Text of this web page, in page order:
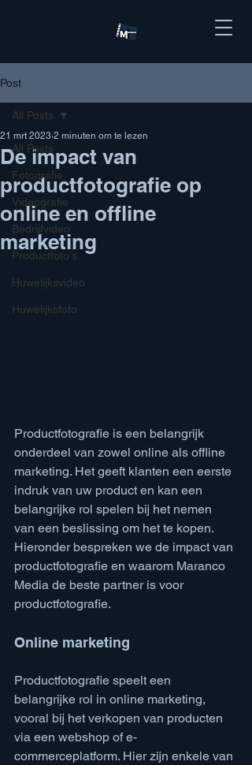
Post
All Posts
Fotografie
Videografie
Bedrijfvideo
Productfoto's
Huwelijksvideo
Huwelijksfoto
All Posts
De impact van
productfotografie op
online en offline
marketing
21 mrt 2023 2 minuten om te lezen
Productfotografie is een belangrijk
onderdeel van zowel online als offline
marketing. Het geeft klanten een eerste
indruk van uw product en kan een
belangrijke rol spelen bij het nemen
van een beslissing om het te kopen.
Hieronder bespreken we de impact van
productfotografie en waarom Maranco
Media de beste partner is voor
productfotografie.
Online marketing
Productfotografie speelt een
belangrijke rol in online marketing,
vooral bij het verkopen van producten
via een webshop of e-
commerceplatform. Hier zijn enkele van